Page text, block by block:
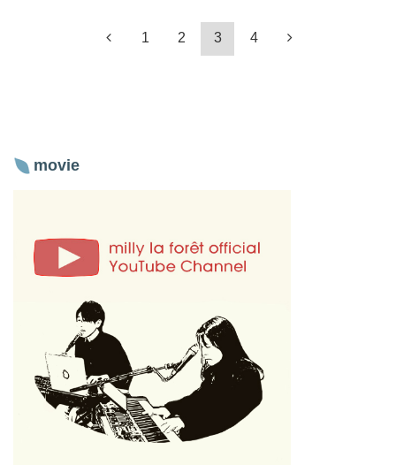
1 2 3 4
movie